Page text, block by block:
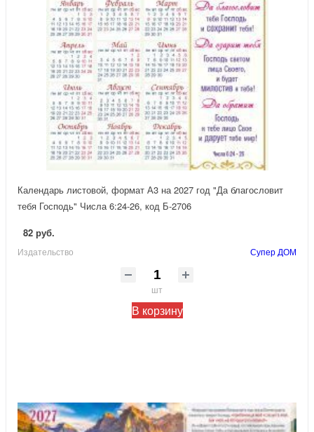
Календарь листовой, формат А3 на 2027 год "Да благословит
тебя Господь" Числа 6:24-26, код Б-2706
82 руб.
Издательство Супер ДОМ
шт
В корзину